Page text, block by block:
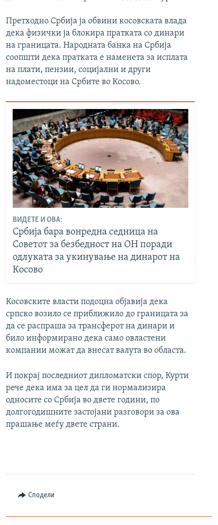
Претходно Србија ја обвини косовската влада
дека физички ја блокира пратката со динари
на границата. Народната банка на Србија
соопшти дека пратката е наменета за исплата
на плати, пензии, социјални и други
надоместоци на Србите во Косово.
ВИДЕТЕ И ОВА:
Србија бара вонредна седница на
Советот за безбедност на ОН поради
одлуката за укинување на динарот на
Косово
Косовските власти подоцна објавија дека
српско возило се приближило до границата за
да се распраша за трансферот на динари и
било информирано дека само овластени
компании можат да внесат валута во областа.
И покрај последниот дипломатски спор, Курти
рече дека има за цел да ги нормализира
односите со Србија во двете години, по
долгогодишните застојани разговори за ова
прашање меѓу двете страни.
Сподели